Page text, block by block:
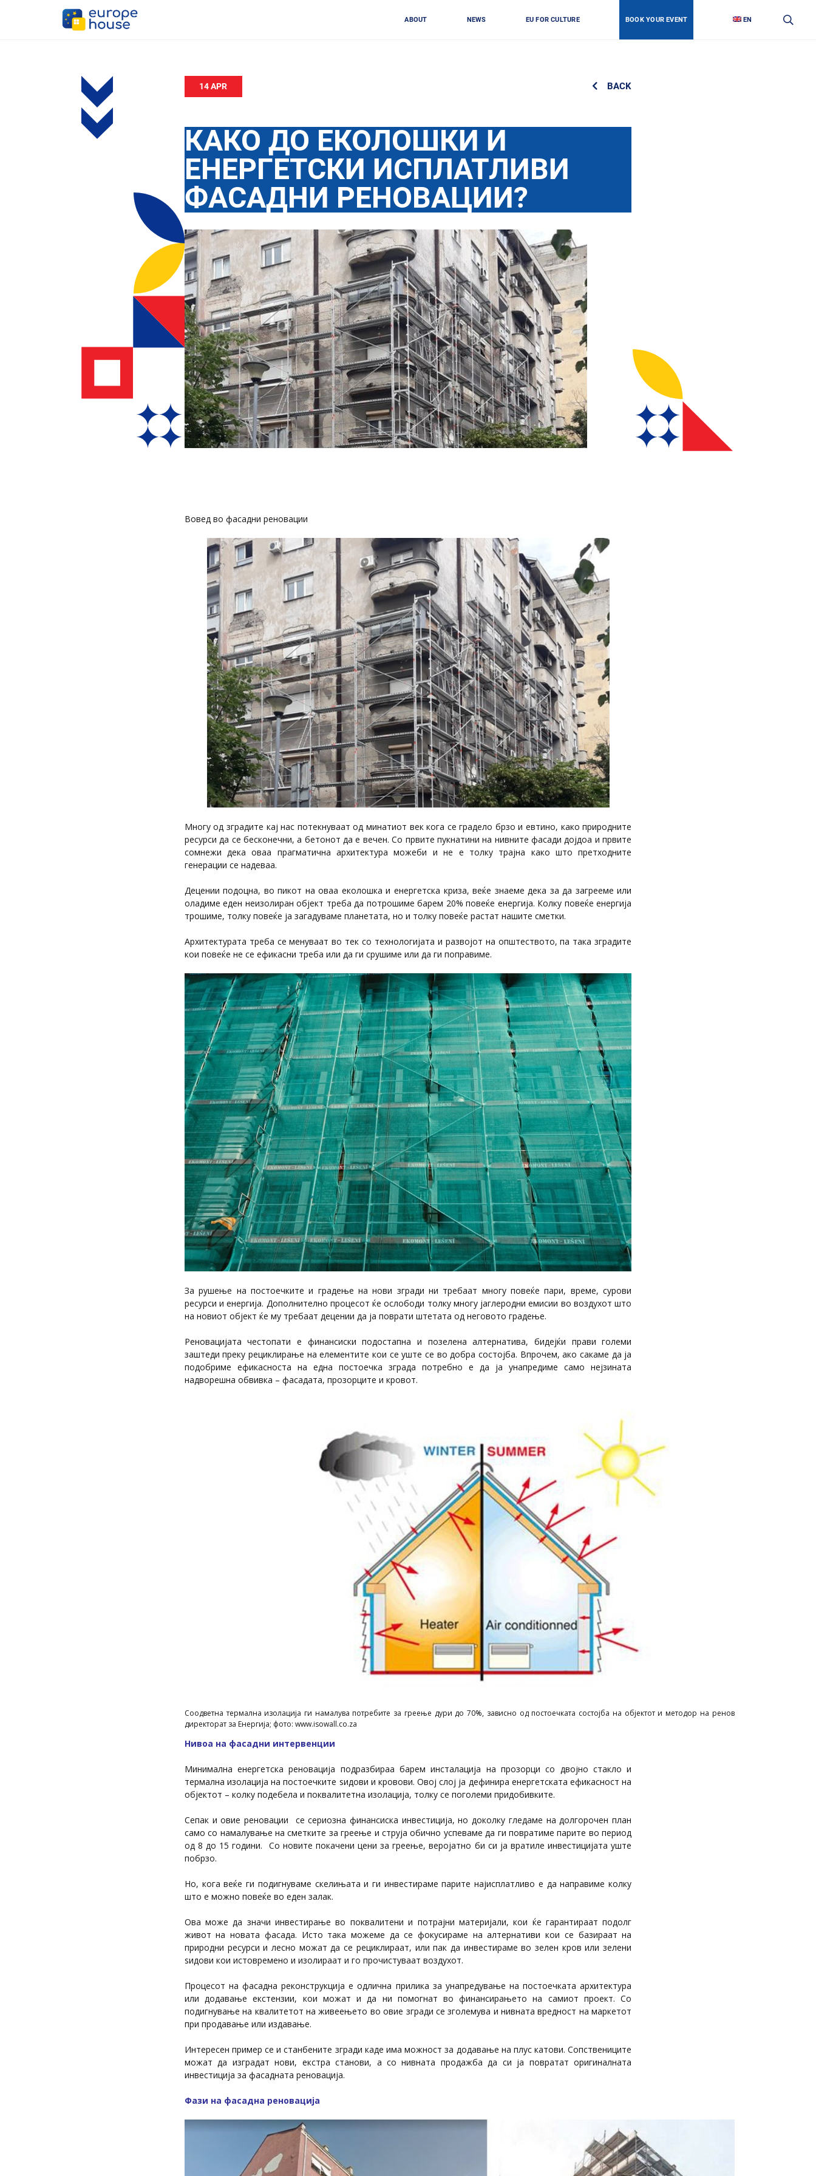
ABOUT NEWS EU FOR CULTURE BOOK YOUR EVENT EN
14 APR BACK
КАКО ДО ЕКОЛОШКИ И
ЕНЕРГЕТСКИ ИСПЛАТЛИВИ
ФАСАДНИ РЕНОВАЦИИ?
Вовед во фасадни реновации
Многу од зградите кај нас потекнуваат од минатиот век кога се градело брзо и евтино, како природните
ресурси да се бесконечни, а бетонот да е вечен. Со првите пукнатини на нивните фасади дојдоа и првите
сомнежи дека оваа прагматична архитектура можеби и не е толку трајна како што претходните
генерации се надеваа.
Децении подоцна, во пикот на оваа еколошка и енергетска криза, веќе знаеме дека за да загрееме или
оладиме еден неизолиран објект треба да потрошиме барем 20% повеќе енергија. Колку повеќе енергија
трошиме, толку повеќе ја загадуваме планетата, но и толку повеќе растат нашите сметки.
Архитектурата треба се менуваат во тек со технологијата и развојот на општеството, па така зградите
кои повеќе не се ефикасни треба или да ги срушиме или да ги поправиме.
За рушење на постоечките и градење на нови згради ни требаат многу повеќе пари, време, сурови
ресурси и енергија. Дополнително процесот ќе ослободи толку многу јаглеродни емисии во воздухот што
на новиот објект ќе му требаат децении да ја поврати штетата од неговото градење.
Реновацијата честопати е финансиски подостапна и позелена алтернатива, бидејќи прави големи
заштеди преку рециклирање на елементите кои се уште се во добра состојба. Впрочем, ако сакаме да ја
подобриме ефикасноста на една постоечка зграда потребно е да ја унапредиме само нејзината
надворешна обвивка – фасадата, прозорците и кровот.
Соодветна термална изолација ги намалува потребите за греење дури до 70%, зависно од постоечката состојба на објектот и методор на реновација / извор: ЕУ
директорат за Енергија; фото: www.isowall.co.za
Нивоа на фасадни интервенции
Минимална енергетска реновација подразбираа барем инсталација на прозорци со двојно стакло и
термална изолација на постоечките ѕидови и кровови. Овој слој ја дефинира енергетската ефикасност на
објектот – колку подебела и поквалитетна изолација, толку се поголеми придобивките.
Сепак и овие реновации се сериозна финансиска инвестиција, но доколку гледаме на долгорочен план
само со намалување на сметките за греење и струја обично успеваме да ги повратиме парите во период
од 8 до 15 гoдини. Со новите покачени цени за греење, веројатно би си ја вратиле инвестицијата уште
побрзо.
Но, кога веќе ги подигнуваме скелињата и ги инвестираме парите најисплатливо е да направиме колку
што е можно повеќе во еден залак.
Ова може да значи инвестирање во поквалитени и потрајни материјали, кои ќе гарантираат подолг
живот на новата фасада. Исто така можеме да се фокусираме на алтернативи кои се базираат на
природни ресурси и лесно можат да се рециклираат, или пак да инвестираме во зелен кров или зелени
ѕидови кои истовремено и изолираат и го прочистуваат воздухот.
Процесот на фасадна реконструкција е одлична прилика за унапредување на постоечката архитектура
или додавање екстензии, кои можат и да ни помогнат во финансирањето на самиот проект. Со
подигнување на квалитетот на живеењето во овие згради се зголемува и нивната вредност на маркетот
при продавање или издавање.
Интересен пример се и станбените згради каде има можност за додавање на плус катови. Сопствениците
можат да изградат нови, екстра станови, а со нивната продажба да си ја повратат оригиналната
инвестиција за фасадната реновација.
Фази на фасадна реновација